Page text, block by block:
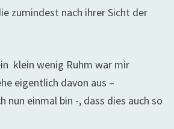
zumindest nach ihrer Sicht der
klein wenig Ruhm war mir
eigentlich davon aus –
nun einmal bin -, dass dies auch so